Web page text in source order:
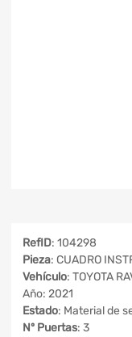
RefID: 104298
Pieza: CUADRO
Vehículo: TOYOTA
Año: 2021
Estado: Material de
Nº Puertas: 3